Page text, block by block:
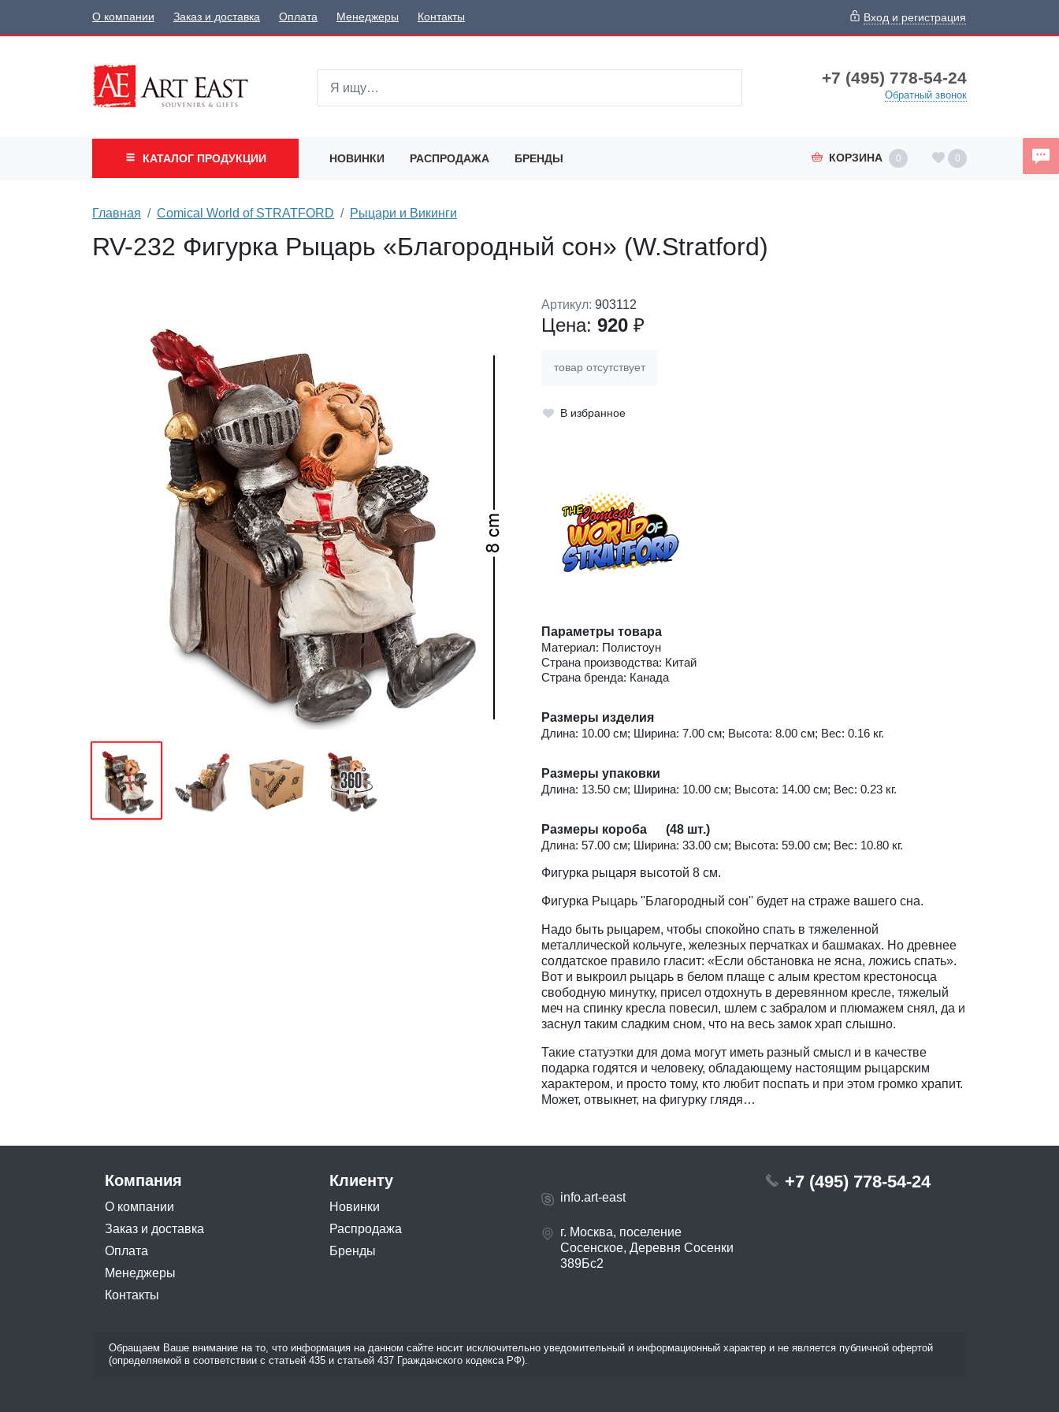
О компании Заказ и доставка Оплата Менеджеры Контакты Вход и регистрация
+7 (495) 778-54-24
Обратный звонок
КАТАЛОГ ПРОДУКЦИИ НОВИНКИ РАСПРОДАЖА БРЕНДЫ КОРЗИНА 0 0
Главная Comical World of STRATFORD Рыцари и Викинги
RV-232 Фигурка Рыцарь «Благородный сон» (W.Stratford)
Артикул: 903112
Цена: 920 ₽
товар отсутствует
В избранное
Параметры товара
Материал: Полистоун
Страна производства: Китай
Страна бренда: Канада
Размеры изделия
Длина: 10.00 см; Ширина: 7.00 см; Высота: 8.00 см; Вес: 0.16 кг.
Размеры упаковки
Длина: 13.50 см; Ширина: 10.00 см; Высота: 14.00 см; Вес: 0.23 кг.
Размеры короба (48 шт.)
Длина: 57.00 см; Ширина: 33.00 см; Высота: 59.00 см; Вес: 10.80 кг.
Фигурка рыцаря высотой 8 см.
Фигурка Рыцарь ''Благородный сон'' будет на страже вашего сна.
Надо быть рыцарем, чтобы спокойно спать в тяжеленной
металлической кольчуге, железных перчатках и башмаках. Но древнее
солдатское правило гласит: «Если обстановка не ясна, ложись спать».
Вот и выкроил рыцарь в белом плаще с алым крестом крестоносца
свободную минутку, присел отдохнуть в деревянном кресле, тяжелый
меч на спинку кресла повесил, шлем с забралом и плюмажем снял, да и
заснул таким сладким сном, что на весь замок храп слышно.
Такие статуэтки для дома могут иметь разный смысл и в качестве
подарка годятся и человеку, обладающему настоящим рыцарским
характером, и просто тому, кто любит поспать и при этом громко храпит.
Может, отвыкнет, на фигурку глядя…
Компания
О компании
Заказ и доставка
Оплата
Менеджеры
Контакты
Клиенту
Новинки
Распродажа
Бренды
info.art-east
г. Москва, поселение
Сосенское, Деревня Сосенки
389Бс2
+7 (495) 778-54-24
Обращаем Ваше внимание на то, что информация на данном сайте носит исключительно уведомительный и информационный характер и не является публичной офертой
(определяемой в соответствии с статьей 435 и статьей 437 Гражданского кодекса РФ).